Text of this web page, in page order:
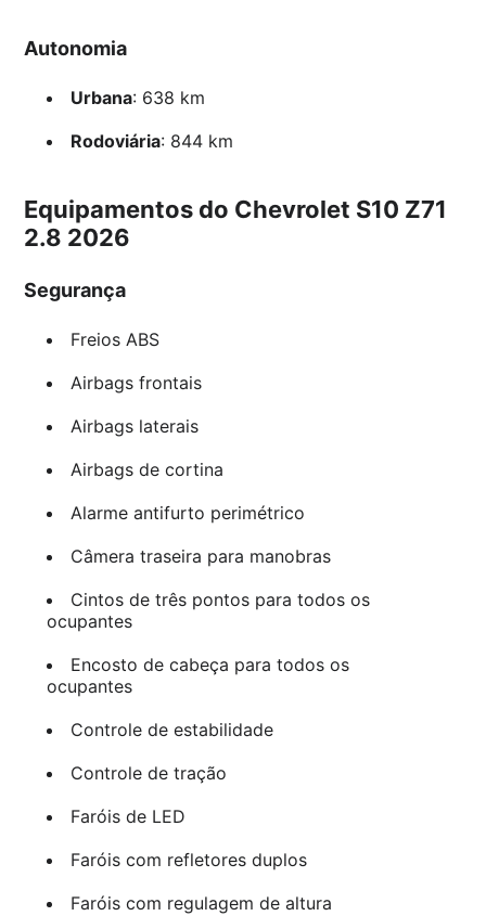
Autonomia
Urbana: 638 km
Rodoviária: 844 km
Equipamentos do Chevrolet S10 Z71
2.8 2026
Segurança
Freios ABS
Airbags frontais
Airbags laterais
Airbags de cortina
Alarme antifurto perimétrico
Câmera traseira para manobras
Cintos de três pontos para todos os
ocupantes
Encosto de cabeça para todos os
ocupantes
Controle de estabilidade
Controle de tração
Faróis de LED
Faróis com refletores duplos
Faróis com regulagem de altura